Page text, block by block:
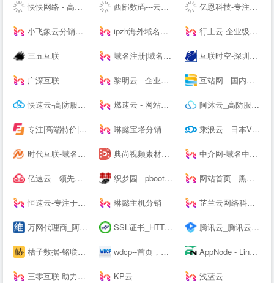
快快网络 - 高防服务器租用,DDOS高防清洗,高防BGP服务器 西部数码---云服务器-虚拟主机-域名注册,20年知名云服务商！ 亿恩科技-专注服务器托管22年
小飞象云分销系统 ipzh海外域名平台 行上云-企业级云服务器-虚拟云主机-高防服务器租用托管服务商
三五互联 域名注册|域名查询|域名申请|虚拟主机|企业邮箱|网站建设|云主机|网站安全证书|CA证书|尽在阳光互联 互联时空-深圳云主机,云服务器租用,深圳H5网站建设,域名注册,企业建站,小程序制作,服务器租用
广深互联 黎明云 - 企业级云服务器、服务器租用托管服务提供商 互站网 - 国内知名的网站交易、源码交易、域名交易服务中心
快速云-高防服务器租用秒解-香港vps-香港云服务器-江苏高防BGP服务器租用-快速云 燃速云 - 网站首页 阿沐云_高防服务器_香港服务器_高性价比云计算产品
专注|高端特价|活动主机| 无套路|续费同价|等主机服务器产品 - 飞凤互联 琳懿宝塔分销 乘浪云 - 日本VPS_美国VPS_香港云主机_美国服务器_Linode日本东京
时代互联-域名注册查询,虚拟主机,云服务器租用等领导品牌服务 典尚视频素材网:高清视频素材下载网站,视频素材、AE模板素材下载、AE素材、舞台背景视频、LED背景视频免费下载、会声会影、Pr模板、edius模板 中介网-域名中介_网站中介_第三方中介交易平台-zhongjie.com
亿速云 - 领先的云服务器、高防服务器、香港服务器云计算服务商！ 织梦园 - pbootcms模板_云优模板_Wordpress主题模板_网站模板下载站 网站首页 - 黑白云-用心服务
恒速云-专注于优质美国香港云服务器 琳懿主机分销 芷兰云网络科技-领先的云计算服务商！[www.zhilanit.com]-四川成都天府热线高防服务器,德阳高防服务器,成都服务器托管,成都服务器租用,成都云服务器,成都高防vps,云计算
万网代理商_阿里云代理商_虚拟主机_网页空间_企业邮箱_域名注册 SSL证书_HTTPS加密_国密SSL数字证书 - 沃通CA【--】 腾讯云_腾讯云腾讯课堂--
桔子数据-铭联科技-企业级云服务器、虚拟主机、服务器租用托管服务提供商-桔子数据 wdcp--首页，免费好用易用的Linux服务器云主机管理系统面板 AppNode - Linux服务器集群管理面板
三零互联-助力上云 KP云 浅蓝云